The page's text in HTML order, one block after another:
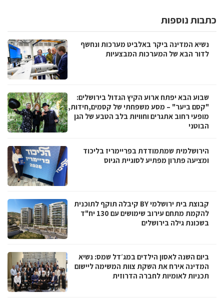
כתבות נוספות
נשיא המדינה ביקר באלביט מערכות ונחשף
לדור הבא של המערכות המבצעיות
שבוע הבא יפתח ארוע הקיץ הגדול בירושלים:
"קסם ביער" – מסע משפחתי של קסמים,חידות,
מופעי רחוב אתגרים וחוויות בלב הטבע של הגן
הבוטני
הירושלמית שמתמודדת בפריימריז בליכוד
ומציעה פתרון מפתיע לסוגיית הגיוס
קבוצת בית ירושלמי BY קיבלה תוקף לתוכנית
להקמת מתחם עירוב שימושים עם 130 יח"ד
בשכונת גילה בירושלים
ביום השנה לאסון הילדים במג׳דל שמס: נשיא
המדינה אירח את השקת צוות המשימה ליישום
תכניות לאומיות לחברה הדרוזית